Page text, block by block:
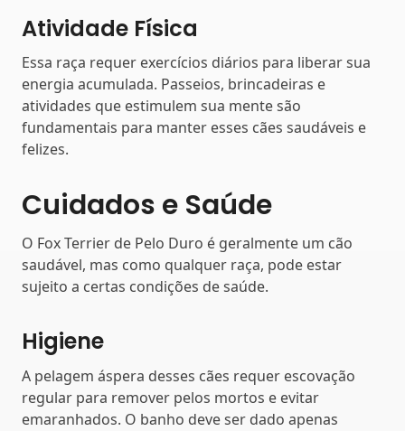
Atividade Física
Essa raça requer exercícios diários para liberar sua
energia acumulada. Passeios, brincadeiras e
atividades que estimulem sua mente são
fundamentais para manter esses cães saudáveis e
felizes.
Cuidados e Saúde
O Fox Terrier de Pelo Duro é geralmente um cão
saudável, mas como qualquer raça, pode estar
sujeito a certas condições de saúde.
Higiene
A pelagem áspera desses cães requer escovação
regular para remover pelos mortos e evitar
emaranhados. O banho deve ser dado apenas